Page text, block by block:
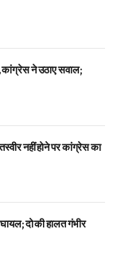
कांग्रेस ने उठाए सवाल;
नहीं होने पर कांग्रेस का
दो की हालत गंभीर